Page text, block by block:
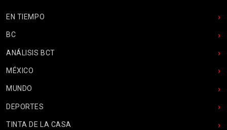
EN TIEMPO
BC
ANÁLISIS BCT
MÉXICO
MUNDO
DEPORTES
TINTA DE LA CASA